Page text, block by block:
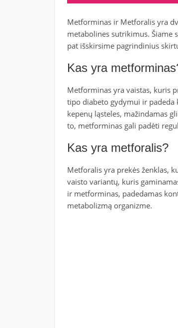
Metforminas ir Metforalis yra
metabolines sutrikimus. Šiame
pat išskirsime pagrindinius
Kas yra
Metforminas yra vaistas, kuris
tipo diabeto gydymui ir
kepenų ląsteles, mažindamas
to, metforminas gali padėti
Kas yra metforalis?
Metforalis yra prekės ženklas,
vaisto variantų, kuris
ir metforminas, padedamas
metabolizmą organizme.